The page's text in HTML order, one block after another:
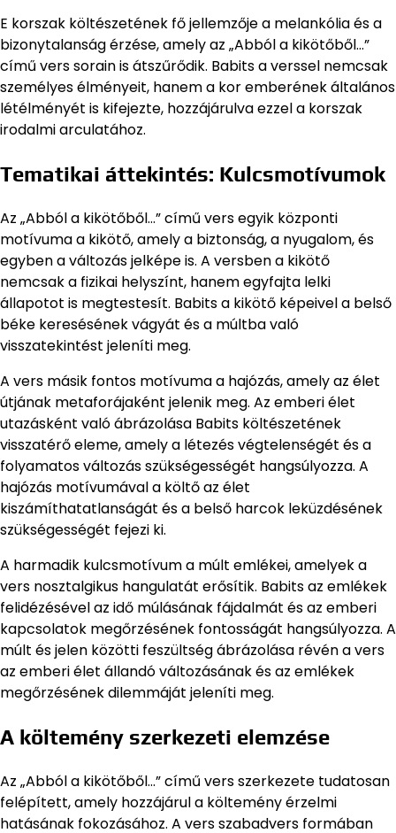
E korszak költészetének fő jellemzője a melankólia és a
bizonytalanság érzése, amely az „Abból a kikötőből…”
című vers sorain is átszűrődik. Babits a verssel nemcsak
személyes élményeit, hanem a kor emberének általános
létélményét is kifejezte, hozzájárulva ezzel a korszak
irodalmi arculatához.
Tematikai áttekintés: Kulcsmotívumok
Az „Abból a kikötőből…” című vers egyik központi
motívuma a kikötő, amely a biztonság, a nyugalom, és
egyben a változás jelképe is. A versben a kikötő
nemcsak a fizikai helyszínt, hanem egyfajta lelki
állapotot is megtestesít. Babits a kikötő képeivel a belső
béke keresésének vágyát és a múltba való
visszatekintést jeleníti meg.
A vers másik fontos motívuma a hajózás, amely az élet
útjának metaforájaként jelenik meg. Az emberi élet
utazásként való ábrázolása Babits költészetének
visszatérő eleme, amely a létezés végtelenségét és a
folyamatos változás szükségességét hangsúlyozza. A
hajózás motívumával a költő az élet
kiszámíthatatlanságát és a belső harcok leküzdésének
szükségességét fejezi ki.
A harmadik kulcsmotívum a múlt emlékei, amelyek a
vers nosztalgikus hangulatát erősítik. Babits az emlékek
felidézésével az idő múlásának fájdalmát és az emberi
kapcsolatok megőrzésének fontosságát hangsúlyozza. A
múlt és jelen közötti feszültség ábrázolása révén a vers
az emberi élet állandó változásának és az emlékek
megőrzésének dilemmáját jeleníti meg.
A költemény szerkezeti elemzése
Az „Abból a kikötőből…” című vers szerkezete tudatosan
felépített, amely hozzájárul a költemény érzelmi
hatásának fokozásához. A vers szabadvers formában